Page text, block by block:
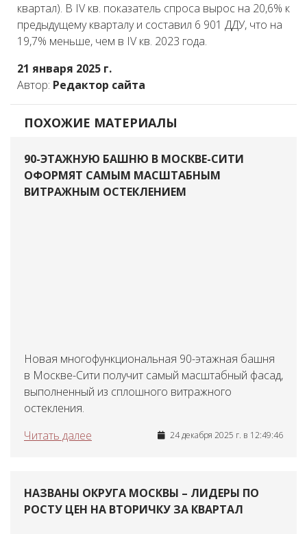
квартал). В IV кв. показатель спроса вырос на 20,6% к
предыдущему кварталу и составил 6 901 ДДУ, что на
19,7% меньше, чем в IV кв. 2023 года.
21 января 2025 г.
Автор: Редактор сайта
ПОХОЖИЕ МАТЕРИАЛЫ
90-ЭТАЖНУЮ БАШНЮ В МОСКВЕ-СИТИ
ОФОРМЯТ САМЫМ МАСШТАБНЫМ
ВИТРАЖНЫМ ОСТЕКЛЕНИЕМ
Новая многофункциональная 90-этажная башня
в Москве-Сити получит самый масштабный фасад,
выполненный из сплошного витражного
остекления.
Читать далее
24 декабря 2025 г. в 12:49:46
НАЗВАНЫ ОКРУГА МОСКВЫ – ЛИДЕРЫ ПО
РОСТУ ЦЕН НА ВТОРИЧКУ ЗА КВАРТАЛ